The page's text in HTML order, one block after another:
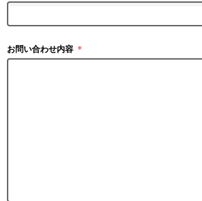
お問い合わせ内容 ＊